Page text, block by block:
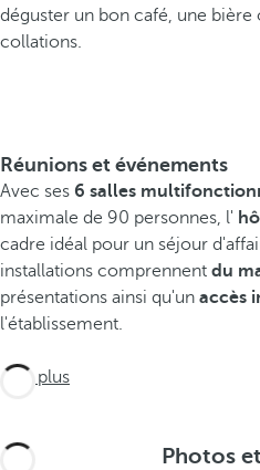
déguster un bon café, une
collations.
Réunions et événements
Avec ses 6 salles
maximale de 90 personnes, l'
cadre idéal pour un séjour
installations comprennent du
présentations ainsi qu'un accès
l'établissement.
Voir plus
Photos